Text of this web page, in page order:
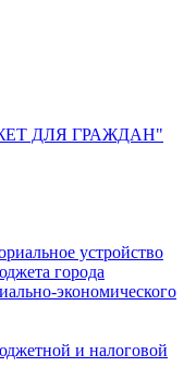
ДЛЯ ГРАЖДАН"
устройство
города
экономического
и налоговой